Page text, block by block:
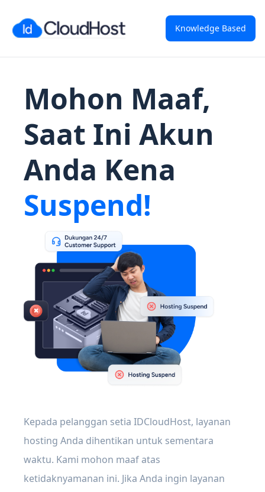
Knowledge Based
Mohon Maaf,
Saat Ini Akun
Anda Kena
Suspend!
Kepada pelanggan setia IDCloudHost, layanan
hosting Anda dihentikan untuk sementara
waktu. Kami mohon maaf atas
ketidaknyamanan ini. Jika Anda ingin layanan